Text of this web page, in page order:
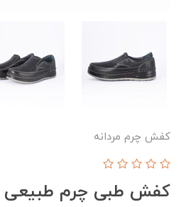
کفش چرم مردانه
کفش طبی چرم طبیعی